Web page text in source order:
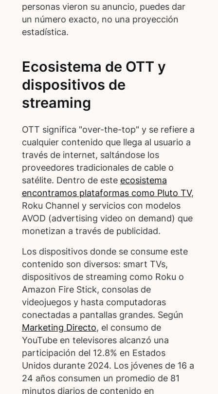
personas vieron su anuncio, puedes dar
un número exacto, no una proyección
estadística.
Ecosistema de OTT y
dispositivos de
streaming
OTT significa "over-the-top" y se refiere a
cualquier contenido que llega al usuario a
través de internet, saltándose los
proveedores tradicionales de cable o
satélite. Dentro de este ecosistema
encontramos plataformas como Pluto TV,
Roku Channel y servicios con modelos
AVOD (advertising video on demand) que
monetizan a través de publicidad.
Los dispositivos donde se consume este
contenido son diversos: smart TVs,
dispositivos de streaming como Roku o
Amazon Fire Stick, consolas de
videojuegos y hasta computadoras
conectadas a pantallas grandes. Según
Marketing Directo, el consumo de
YouTube en televisores alcanzó una
participación del 12.8% en Estados
Unidos durante 2024. Los jóvenes de 16 a
24 años consumen un promedio de 81
minutos diarios de contenido en